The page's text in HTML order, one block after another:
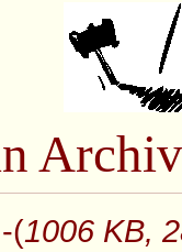
-(1006 KB,